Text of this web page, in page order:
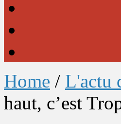
Home / L'actu
haut, c’est